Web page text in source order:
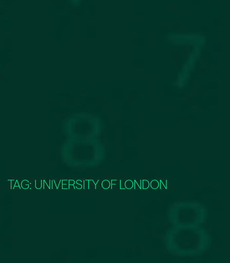
TAG: UNIVERSITY OF LONDON